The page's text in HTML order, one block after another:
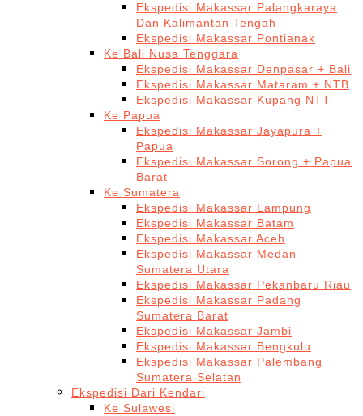
Ekspedisi Makassar Palangkaraya
Dan Kalimantan Tengah
Ekspedisi Makassar Pontianak
Ke Bali Nusa Tenggara
Ekspedisi Makassar Denpasar + Bali
Ekspedisi Makassar Mataram + NTB
Ekspedisi Makassar Kupang NTT
Ke Papua
Ekspedisi Makassar Jayapura +
Papua
Ekspedisi Makassar Sorong + Papua
Barat
Ke Sumatera
Ekspedisi Makassar Lampung
Ekspedisi Makassar Batam
Ekspedisi Makassar Aceh
Ekspedisi Makassar Medan
Sumatera Utara
Ekspedisi Makassar Pekanbaru Riau
Ekspedisi Makassar Padang
Sumatera Barat
Ekspedisi Makassar Jambi
Ekspedisi Makassar Bengkulu
Ekspedisi Makassar Palembang
Sumatera Selatan
Ekspedisi Dari Kendari
Ke Sulawesi